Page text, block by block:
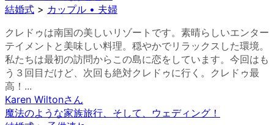
結婚式 > カップル • 夫婦
クレドゥは南国の美しいリゾートです。素晴らしいエンター
テイメントと美味しい料理。穏やかでリラックスした環境。
私たちは最初の訪問からこの島に恋をしています。今回はも
う３回目だけど、次回も絶対クレドゥに行く。クレドゥ最
高！...
Karen Wiltonさん
魔法のような家族旅行、そして、ウェディング！